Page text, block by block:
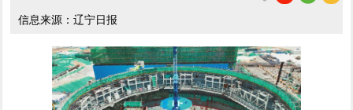
信息来源：辽宁日报